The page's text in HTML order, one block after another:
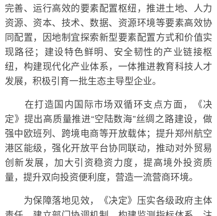
完善、运行高效的要素配置枢纽，推进土地、人力
资源、资本、技术、数据、资源环境等要素高效协
同配置，因地制宜探索新型要素配置方式和价值实
现路径；建设特色鲜明、安全韧性的产业链接枢
纽，构建现代化产业体系，一体推进教育科技人才
发展，积极引育一批生态主导型企业。
在打造国内国际市场双循环支点方面，《决
定》提出高质量推进“空陆数海”丝绸之路建设，做
强中欧班列、跨境电商等开放载体；提升郑州航空
港区能级，强化开放平台协同联动，推动对外贸易
创新发展，加大引资稳资力度，提高境外投资质
量，提升双向投资便利度，营造一流营商环境。
为保障落地见效，《决定》压实各级政府主体